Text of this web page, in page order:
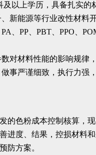
以上学历，具备扎实的
新能源等行业改性材料
、PP、PBT、PPO、
对材料性能的影响规律
事严谨细致，执行力强
的色粉成本控制核算，现
度、结果，控损材料
防方案。